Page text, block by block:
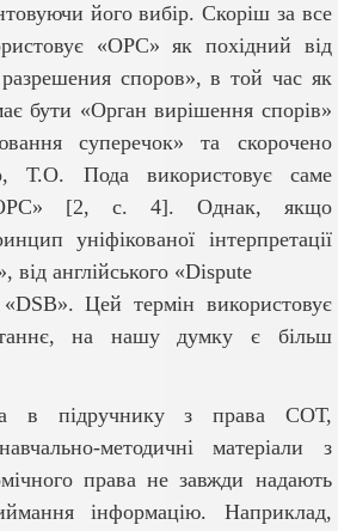
його вибір. Скоріш за все
«ОРС» як похідний від
споров», в той час як
бути «Орган вирішення спорів»
суперечок» та скорочено
Т.О. Пода використовує саме
[2, с. 4]. Однак, якщо
уніфікованої інтерпретації
англійського «Dispute
DSB». Цей термін використовує
на нашу думку є більш
в підручнику з права СОТ,
методичні матеріали з
права не завжди надають
інформацію. Наприклад,